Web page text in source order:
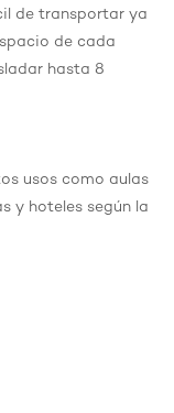
de transportar ya
de cada
hasta 8
usos como aulas
y hoteles según la